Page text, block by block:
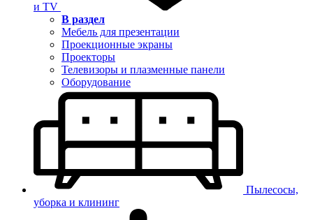
и TV
В раздел
Мебель для презентации
Проекционные экраны
Проекторы
Телевизоры и плазменные панели
Оборудование
Пылесосы,
уборка и клининг